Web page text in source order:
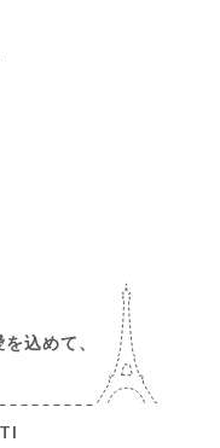
を込めて、